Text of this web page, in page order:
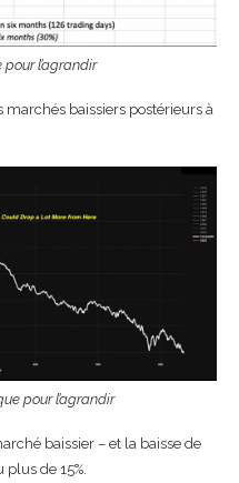
pour l’agrandir
marchés baissiers postérieurs à
pour l’agrandir
baissier – et la baisse de
plus de 15%.